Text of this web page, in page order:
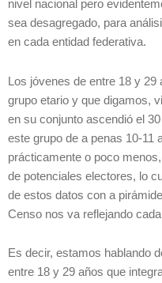
nivel nacional pero
sea desagregado, para
en cada entidad federativa.
Los jóvenes de entre 18 y
grupo etario y que digamos,
en su conjunto ascendió el
este grupo de a penas 10-11
prácticamente o poco
de potenciales electores, lo
de estos datos con a
Censo nos va reflejando
Es decir, estamos hablando
entre 18 y 29 años que